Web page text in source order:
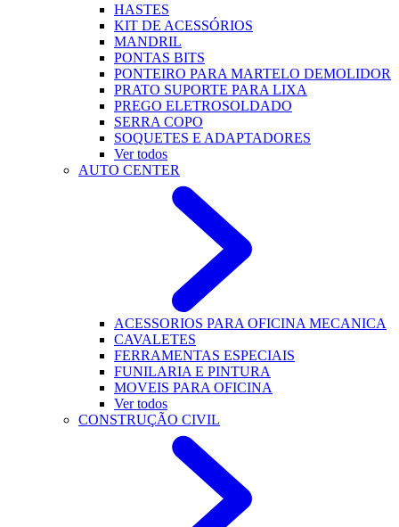
HASTES
KIT DE ACESSÓRIOS
MANDRIL
PONTAS BITS
PONTEIRO PARA MARTELO DEMOLIDOR
PRATO SUPORTE PARA LIXA
PREGO ELETROSOLDADO
SERRA COPO
SOQUETES E ADAPTADORES
Ver todos
AUTO CENTER
ACESSORIOS PARA OFICINA MECANICA
CAVALETES
FERRAMENTAS ESPECIAIS
FUNILARIA E PINTURA
MOVEIS PARA OFICINA
Ver todos
CONSTRUÇÃO CIVIL